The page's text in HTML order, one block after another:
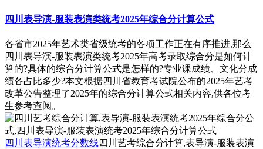
四川表导演-服装表演类统考2025年综合分计算公式
各省市2025年艺术类省级统考的各项工作正在有序推进,那么
四川表导演-服装表演类统考2025年高考录取综合分是如何计
算的?具体的综合分计算公式是怎样的?专业课成绩、文化分成
绩各占比多少?本文根据四川省教育考试院公布的2025年艺考
改革公告整理了2025年的综合分计算公式相关内容,供各位考
生参考查阅。
四川表导演统考分数线四川艺考综合分计算,表导演-服装表演